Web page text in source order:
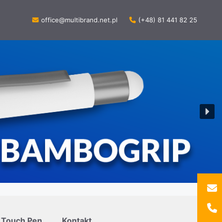
office@multibrand.net.pl (+48) 81 441 82 25